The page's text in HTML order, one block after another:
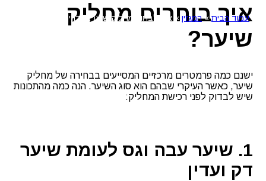
עמוד הבית»המגזין »איך לבחור מחליק שיער: מדריך לבחירת
איך בוחרים מחליק
שיער?
ישנם כמה פרמטרים מרכזיים המסייעים בבחירה של מחליק
שיער, כאשר העיקרי שבהם הוא סוג השיער. הנה כמה מהתכונות
שיש לבדוק לפני רכישת המחליק:
1. שיער עבה וגס לעומת שיער
דק ועדין